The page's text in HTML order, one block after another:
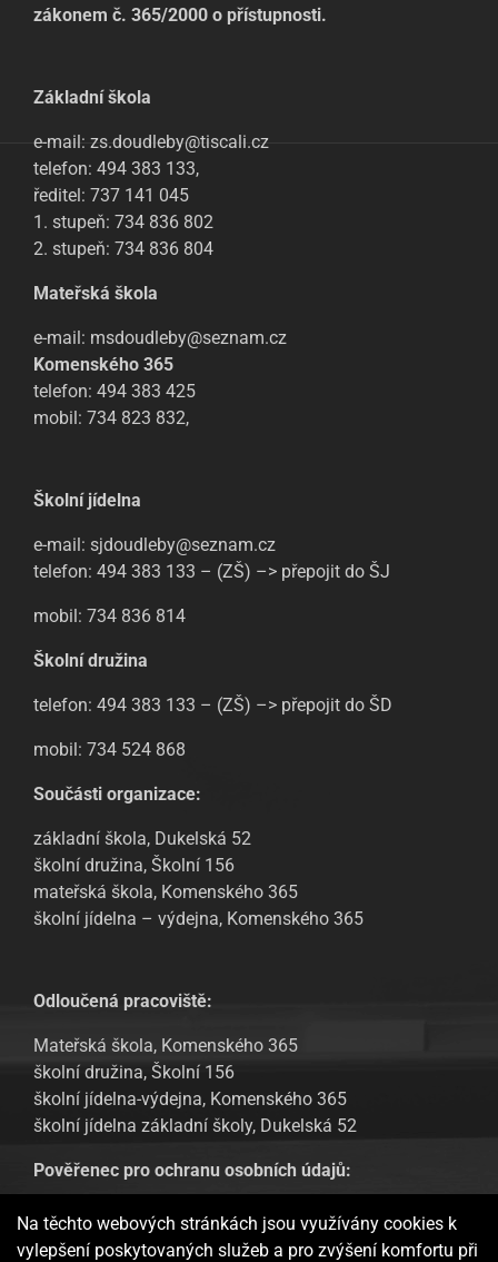
zákonem č. 365/2000 o přístupnosti.
Základní škola
e-mail: zs.doudleby@tiscali.cz
telefon: 494 383 133,
ředitel: 737 141 045
1. stupeň: 734 836 802
2. stupeň: 734 836 804
Mateřská škola
e-mail: msdoudleby@seznam.cz
Komenského 365
telefon: 494 383 425
mobil: 734 823 832,
Školní jídelna
e-mail: sjdoudleby@seznam.cz
telefon: 494 383 133 – (ZŠ) –> přepojit do ŠJ
mobil: 734 836 814
Školní družina
telefon: 494 383 133 – (ZŠ) –> přepojit do ŠD
mobil: 734 524 868
Součásti organizace:
základní škola, Dukelská 52
školní družina, Školní 156
mateřská škola, Komenského 365
školní jídelna – výdejna, Komenského 365
Odloučená pracoviště:
Mateřská škola, Komenského 365
školní družina, Školní 156
školní jídelna-výdejna, Komenského 365
školní jídelna základní školy, Dukelská 52
Pověřenec pro ochranu osobních údajů:
Tomáš Urban, email: tomas.urban@sofbit.cz
Na těchto webových stránkách jsou využívány cookies k
vylepšení poskytovaných služeb a pro zvýšení komfortu při